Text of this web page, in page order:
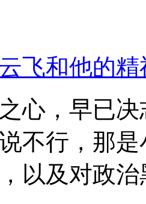
飞和他的
心，早已
不行，那
以及对政